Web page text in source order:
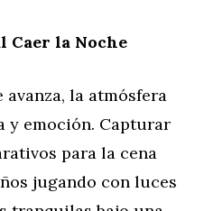
Caer la Noche
avanza, la atmósfera
y emoción. Capturar
para la cena
jugando con luces